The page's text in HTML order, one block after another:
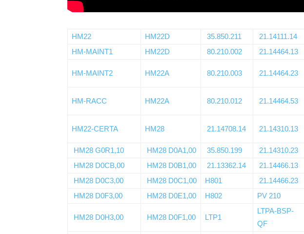
HM22 HM22D 35.850.211 21.14111.14
HM-MAINT1
HM22D 80.210.002 21.14464.13
HM-MAINT2 HM22A 80.210.003 21.14464.23
HM-RACC HM22A 80.210.012 21.14464.53
HM22-CERTA HM28 21.14708.14 21.14310.13
HM28 G0R1,10
HM28 D0A1,00 35.850.199 21.14310.23
HM28 D0CB,00
HM28 D0B1,00 21.13362.14 21.14466.13
HM28 D0C3,00
HM28 D0C1,00 H801 21.14466.23
HM28 D0F3,00
HM28 D0E1,00 H802 PV 210
HM28 D0H3,00 HM28 D0F1,00 LTP1
LTPA-BSP-
QF